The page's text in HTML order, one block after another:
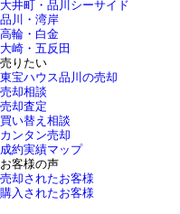
大井町・品川シーサイド
品川・湾岸
高輪・白金
大崎・五反田
売りたい
東宝ハウス品川の売却
売却相談
売却査定
買い替え相談
カンタン売却
成約実績マップ
お客様の声
売却されたお客様
購入されたお客様